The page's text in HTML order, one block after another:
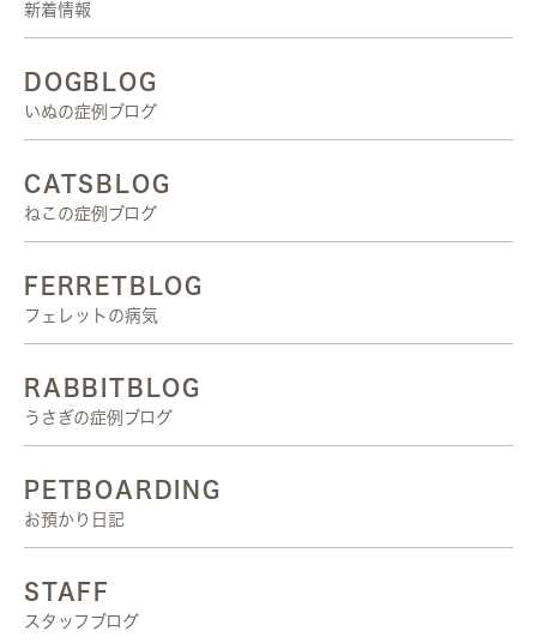
新着情報
DOGBLOG
いぬの症例ブログ
CATSBLOG
ねこの症例ブログ
FERRETBLOG
フェレットの病気
RABBITBLOG
うさぎの症例ブログ
PETBOARDING
お預かり日記
STAFF
スタッフブログ